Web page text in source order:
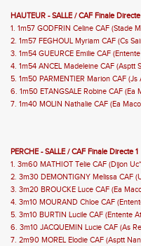
HAUTEUR - SALLE / CAF Finale Directe
1. 1m57 GODFRIN Celine CAF (Stade
2. 1m57 FEGHOUL Myriam CAF (Cs
3. 1m54 GUEURCE Emilie CAF
4. 1m54 ANCEL Madeleine CAF (Asptt
5. 1m50 PARMENTIER Marion CAF
6. 1m50 ETANGSALE Robine CAF (Ea
7. 1m40 MOLIN Nathalie CAF (Ea
PERCHE - SALLE / CAF Finale Directe 1
1. 3m60 MATHIOT Telie CAF (Dijon
2. 3m30 DEMONTIGNY Melissa CAF
3. 3m20 BROUCKE Luce CAF (Ea
4. 3m10 MOURAND Chloe CAF
5. 3m10 BURTIN Lucile CAF (Entente
6. 3m10 JACQUEMIN Lucie CAF (As
7. 2m90 MOREL Elodie CAF (Asptt